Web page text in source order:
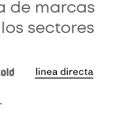
de marcas
sectores